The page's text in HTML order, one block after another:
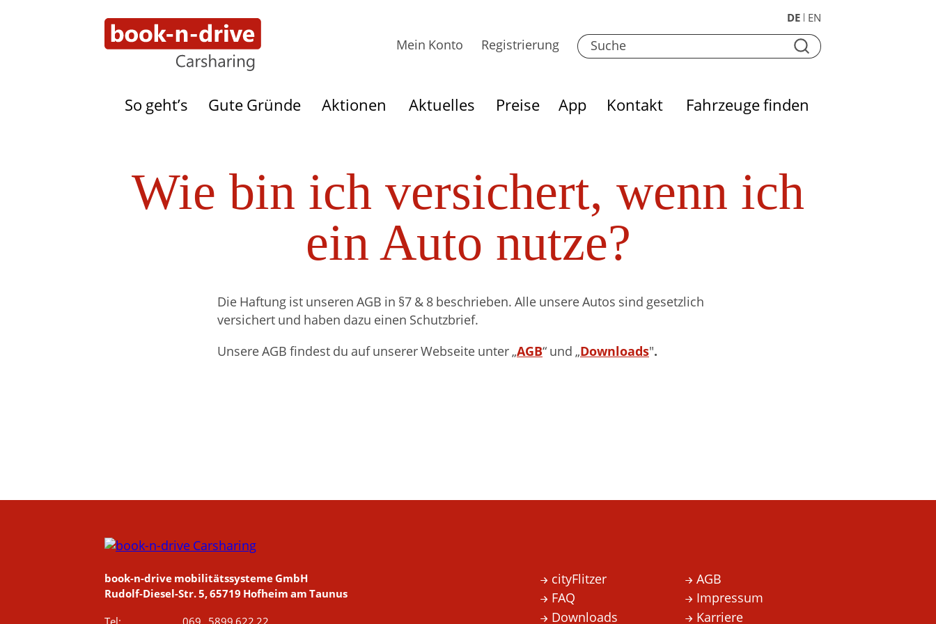
DE |EN
Mein Konto Registrierung
So geht’s Gute Gründe Aktionen Aktuelles Preise App Kontakt Fahrzeuge finden
Wie bin ich versichert, wenn ich
ein Auto nutze?
Die Haftung ist unseren AGB in §7 & 8 beschrieben. Alle unsere Autos sind gesetzlich
versichert und haben dazu einen Schutzbrief.
Unsere AGB findest du auf unserer Webseite unter „AGB“ und „Downloads".
book-n-drive mobilitätssysteme GmbH
Rudolf-Diesel-Str. 5, 65719 Hofheim am Taunus
cityFlitzer
FAQ
Downloads
AGB
Impressum
Karriere